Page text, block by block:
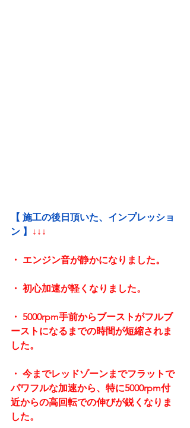
【 施工の後日頂いた、インプレッショ
ン 】
↓↓↓
・ エンジン音が静かになりました。
・ 初心加速が軽くなりました。
・ 5000rpm手前からブーストがフルブ
ーストになるまでの時間が短縮されま
した。
・ 今までレッドゾーンまでフラットで
パワフルな加速から、特に5000rpm付
近からの高回転での伸びが鋭くなりま
した。